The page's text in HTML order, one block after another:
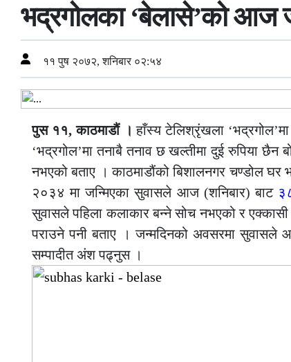
भद्रगोलका ‘बेलासे’को आज
११ पुष २०७२, शनिबार ०२:५४
पुस ११, काठमाडौं । हाँस्य टेलिश्रृंखला
‘भद्रगोल’मा तनाबै तनाव छ खल्तीमा दुई रुपिया
नभएको बताए । काठमाडौंको बिशालनगर चण्डोल
२०३४ मा जन्मिएका सुवासले आज (शनिबार) बाट
सुवासले पहिला कलाकार बन्ने सोच नभएको र
पराउने पनी बताए । जन्मदिनको अवसरमा
सम्पादीत अंश पढ्नुस ।